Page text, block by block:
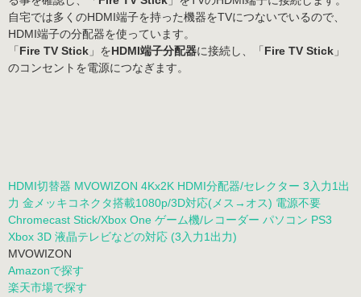
自宅では多くのHDMI端子を持った機器をTVにつないでいるので、
HDMI端子の分配器を使っています。
「 Fire TV Stick 」をHDMI端子分配器に接続し、「 Fire TV Stick 」
のコンセントを電源につなぎます。
HDMI切替器 MVOWIZON 4Kx2K HDMI分配器/セレクター 3入力1出
力 金メッキコネクタ搭載1080p/3D対応(メス→オス) 電源不要
Chromecast Stick/Xbox One ゲーム機/レコーダー パソコン PS3
Xbox 3D 液晶テレビなどの対応 (3入力1出力)
MVOWIZON
Amazonで探す
楽天市場で探す